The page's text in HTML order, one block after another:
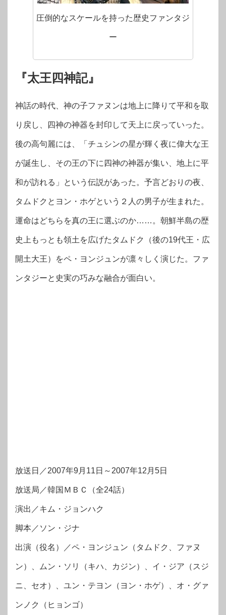
圧倒的なスケールを持った歴史ファンタジ
ー
『太王四神記』
神話の時代、神の子ファヌンは地上に降りて平和を取
り戻し、四神の神器を封印して天上に戻っていった。
後の高句麗には、「チュシンの星が輝く夜に偉大な王
が誕生し、その王の下に四神の神器が集い、地上に平
和が訪れる」という伝説があった。予言どおりの夜、
タムドクとヨン・ホゲという２人の男子が生まれた。
運命はどちらを真の王に選ぶのか……。朝鮮半島の歴
史上もっとも領土を広げたタムドク（後の19代王・広
開土大王）をペ・ヨンジュンが凛々しく演じた。ファ
ンタジーと史実の巧みな融合が面白い。
放送日／2007年9月11日～2007年12月5日
放送局／韓国ＭＢＣ（全24話）
演出／キム・ジョンハク
脚本／ソン・ジナ
出演（役名）／ペ・ヨンジュン（タムドク、ファヌ
ン）、ムン・ソリ（キハ、カジン）、イ・ジア（スジ
ニ、セオ）、ユン・テヨン（ヨン・ホゲ）、オ・グァ
ンノク（ヒョンゴ）